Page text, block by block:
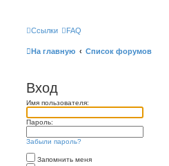
Ссылки FAQ
На главную Список форумов
Вход
Имя пользователя:
Пароль:
Забыли пароль?
Запомнить меня